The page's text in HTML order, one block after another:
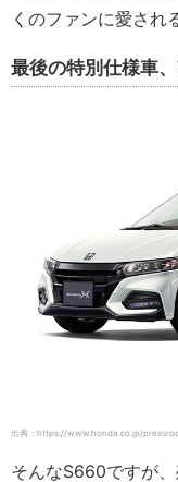
くのファンに愛され
最後の特別仕様車
出典：https://www.honda.co.jp/
そんなS660ですが